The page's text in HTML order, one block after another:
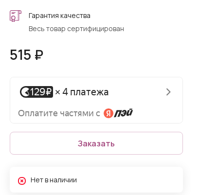
Гарантия качества
Весь товар сертифицирован
515 ₽
Заказать
Нет в наличии